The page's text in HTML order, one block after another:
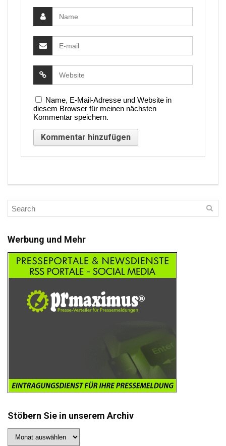
Name, E-Mail-Adresse und Website in
diesem Browser für meinen nächsten
Kommentar speichern.
Werbung und Mehr
Stöbern Sie in unserem Archiv
Sie